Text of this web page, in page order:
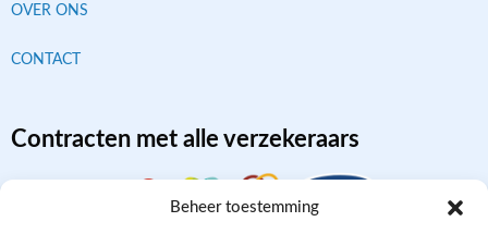
Beheer toestemming
OVER ONS
CONTACT
Contracten met alle verzekeraars